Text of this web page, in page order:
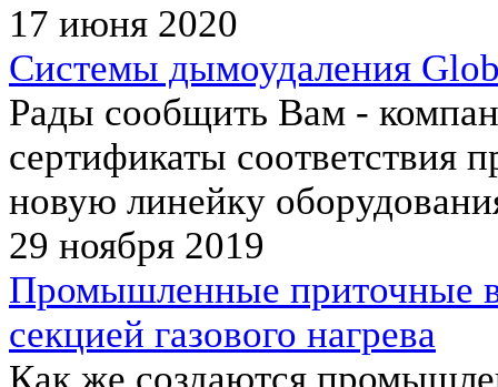
17 июня 2020
Системы дымоудаления
Рады сообщить Вам -
сертификаты соответствия
новую линейку
29 ноября 2019
Промышленные приточные
секцией газового нагрева